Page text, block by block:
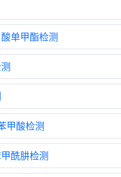
单甲酯检测
甲酸检测
酰肼检测